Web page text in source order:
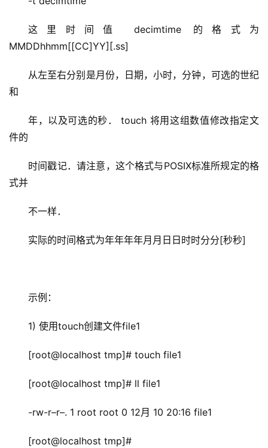
这里时间值 decimtime 的格式为
MMDDhhmm[[CC]YY][.ss]
从左至右分别是月份，日期，小时，分钟，可选的世纪
和
年，以及可选的秒． touch 将用这组数值修改指定文
件的
时间戳记．请注意，这个格式与POSIX标准所规定的格
式并
不一样．
实际的时间格式为年年年年月月日日时时分分[秒秒]
示例：
1) 使用touch创建文件file1
[root@localhost tmp]# touch file1
[root@localhost tmp]# ll file1
-rw-r–r–. 1 root root 0 12月 10 20:16 file1
[root@localhost tmp]#